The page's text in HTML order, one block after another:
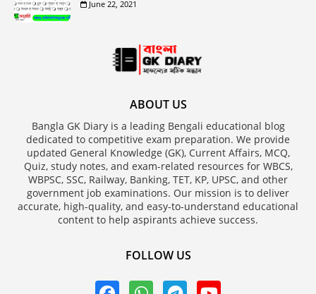
June 22, 2021
ABOUT US
Bangla GK Diary is a leading Bengali educational blog
dedicated to competitive exam preparation. We provide
updated General Knowledge (GK), Current Affairs, MCQ,
Quiz, study notes, and exam-related resources for WBCS,
WBPSC, SSC, Railway, Banking, TET, KP, UPSC, and other
government job examinations. Our mission is to deliver
accurate, high-quality, and easy-to-understand educational
content to help aspirants achieve success.
FOLLOW US